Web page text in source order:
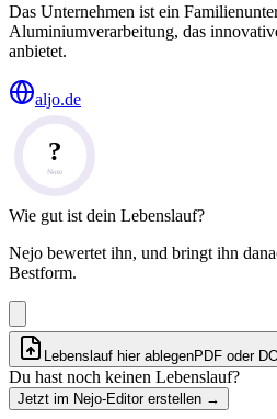
Das Unternehmen ist ein
Aluminiumverarbeitung, das
anbietet.
aljo.de
?
Note
Wie gut ist dein Lebenslauf?
Nejo bewertet ihn, und bringt ihn
Bestform.
Lebenslauf hier ablegenPDF oder
Du hast noch keinen Lebenslauf?
Jetzt im Nejo-Editor erstellen →